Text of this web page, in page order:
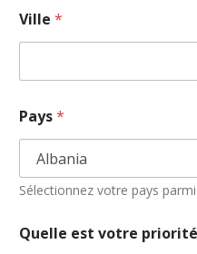
N
o
v
u
x
Ville *
Pays*
Sélectionnez votre pays
Quelle est votre